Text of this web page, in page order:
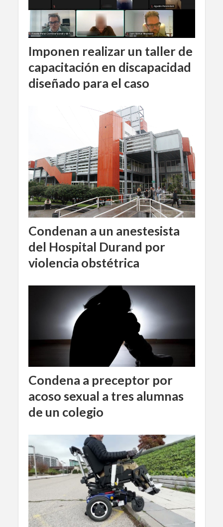
Imponen realizar un taller de
capacitación en discapacidad
diseñado para el caso
Condenan a un anestesista
del Hospital Durand por
violencia obstétrica
Condena a preceptor por
acoso sexual a tres alumnas
de un colegio